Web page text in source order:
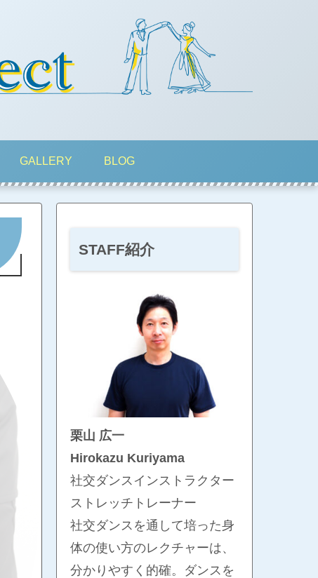
GALLERY BLOG
STAFF紹介
栗山 広一
Hirokazu Kuriyama
社交ダンスインストラクター
ストレッチトレーナー
社交ダンスを通して培った身
体の使い方のレクチャーは、
分かりやすく的確。ダンスを